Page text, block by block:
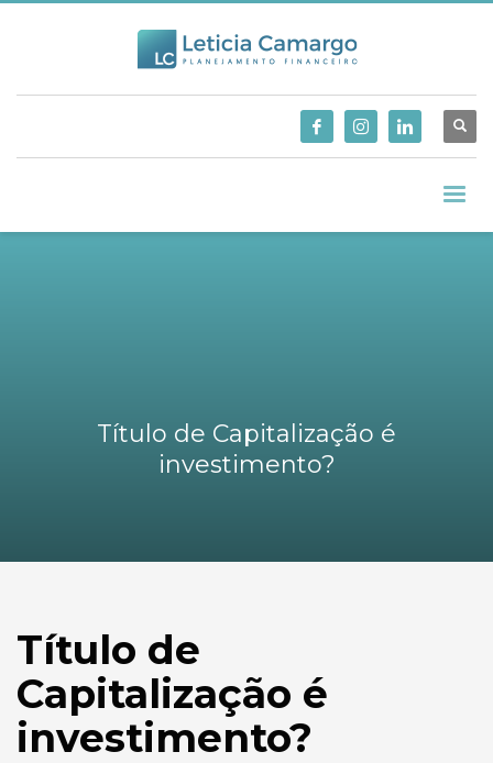
Título de Capitalização é
investimento?
Título de
Capitalização é
investimento?